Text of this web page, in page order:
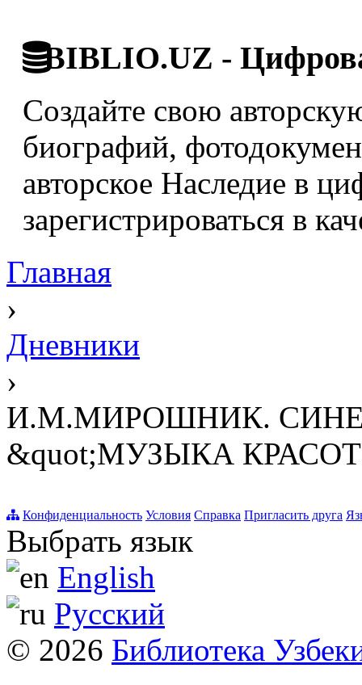
BIBLIO.UZ -
Создайте свою
биографий,
авторское Наследие в
зарегистрироваться в
Главная
›
Дневники
›
И.М.МИРОШНИК.
&quot;МУЗЫКА
Конфиденциальность Условия Справка Пригласить друга
Выбрать язык
English
Русский
© 2026 Библиотека